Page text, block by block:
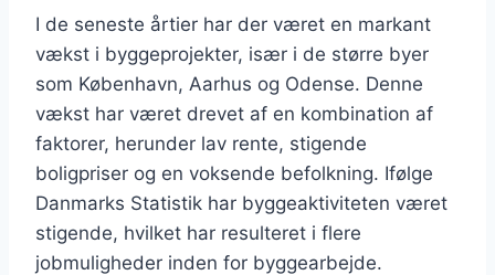
I de seneste årtier har der været en markant
vækst i byggeprojekter, især i de større byer
som København, Aarhus og Odense. Denne
vækst har været drevet af en kombination af
faktorer, herunder lav rente, stigende
boligpriser og en voksende befolkning. Ifølge
Danmarks Statistik har byggeaktiviteten været
stigende, hvilket har resulteret i flere
jobmuligheder inden for byggearbejde.